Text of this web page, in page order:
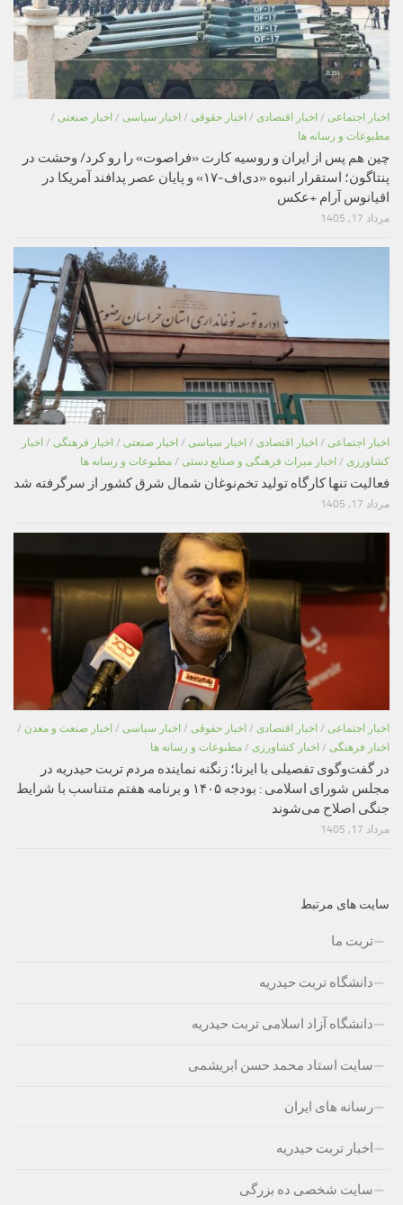
اخبار اجتماعی / اخبار اقتصادی / اخبار حقوقی / اخبار سیاسی / اخبار صنعتی /
مطبوعات و رسانه ها
چین هم پس از ایران و روسیه کارت «فراصوت» را رو کرد/ وحشت در
پنتاگون؛ استقرار انبوه «دی‌اف‑۱۷» و پایان عصر پدافند آمریکا در
اقیانوس آرام +عکس
مرداد 17, 1405
اخبار اجتماعی / اخبار اقتصادی / اخبار سیاسی / اخبار صنعتی / اخبار فرهنگی / اخبار
کشاورزی / اخبار میراث فرهنگی و صنایع دستی / مطبوعات و رسانه ها
فعالیت تنها کارگاه تولید تخم‌نوغان شمال شرق کشور از سرگرفته شد
مرداد 17, 1405
اخبار اجتماعی / اخبار اقتصادی / اخبار حقوقی / اخبار سیاسی / اخبار صنعت و معدن /
اخبار فرهنگی / اخبار کشاورزی / مطبوعات و رسانه ها
در گفت‌وگوی تفصیلی با ایرنا؛ زنگنه نماینده مردم تربت حیدریه در
مجلس شورای اسلامی : بودجه ۱۴۰۵ و برنامه هفتم متناسب با شرایط
جنگی اصلاح می‌شوند
مرداد 17, 1405
سایت های مرتبط
تربت ما
دانشگاه تربت حیدریه
دانشگاه آزاد اسلامی تربت حیدریه
سایت استاد محمد حسن ابریشمی
رسانه های ایران
اخبار تربت حیدریه
سایت شخصی ده بزرگی